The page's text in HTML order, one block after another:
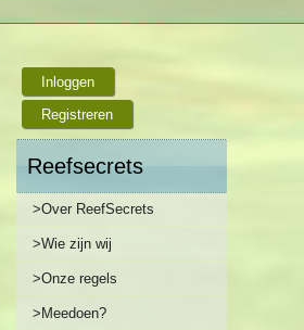
Inloggen
Registreren
Reefsecrets
>Over ReefSecrets
>Wie zijn wij
>Onze regels
>Meedoen?